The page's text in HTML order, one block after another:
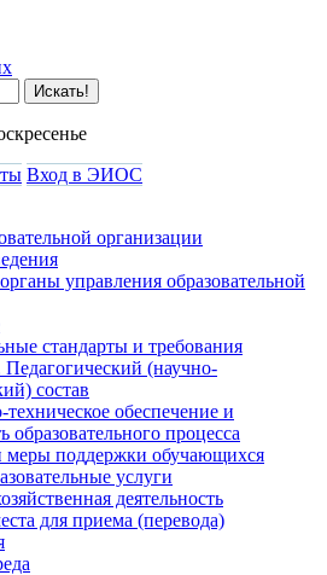
Вход в ЭИОС
организации
управления образовательной
стандарты и требования
Педагогический (научно-
состав
обеспечение и
образовательного процесса
меры поддержки обучающихся
услуги
деятельность
для приема (перевода)